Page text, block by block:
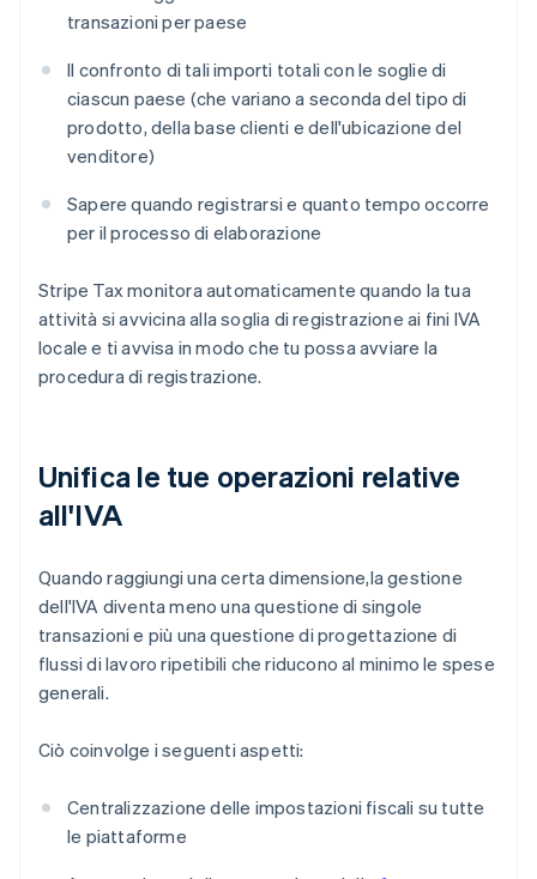
transazioni per paese
Il confronto di tali importi totali con le soglie di
ciascun paese (che variano a seconda del tipo di
prodotto, della base clienti e dell'ubicazione del
venditore)
Sapere quando registrarsi e quanto tempo occorre
per il processo di elaborazione
Stripe Tax monitora automaticamente quando la tua
attività si avvicina alla soglia di registrazione ai fini IVA
locale e ti avvisa in modo che tu possa avviare la
procedura di registrazione.
Unifica le tue operazioni relative
all'IVA
Quando raggiungi una certa dimensione,la gestione
dell'IVA diventa meno una questione di singole
transazioni e più una questione di progettazione di
flussi di lavoro ripetibili che riducono al minimo le spese
generali.
Ciò coinvolge i seguenti aspetti:
Centralizzazione delle impostazioni fiscali su tutte
le piattaforme